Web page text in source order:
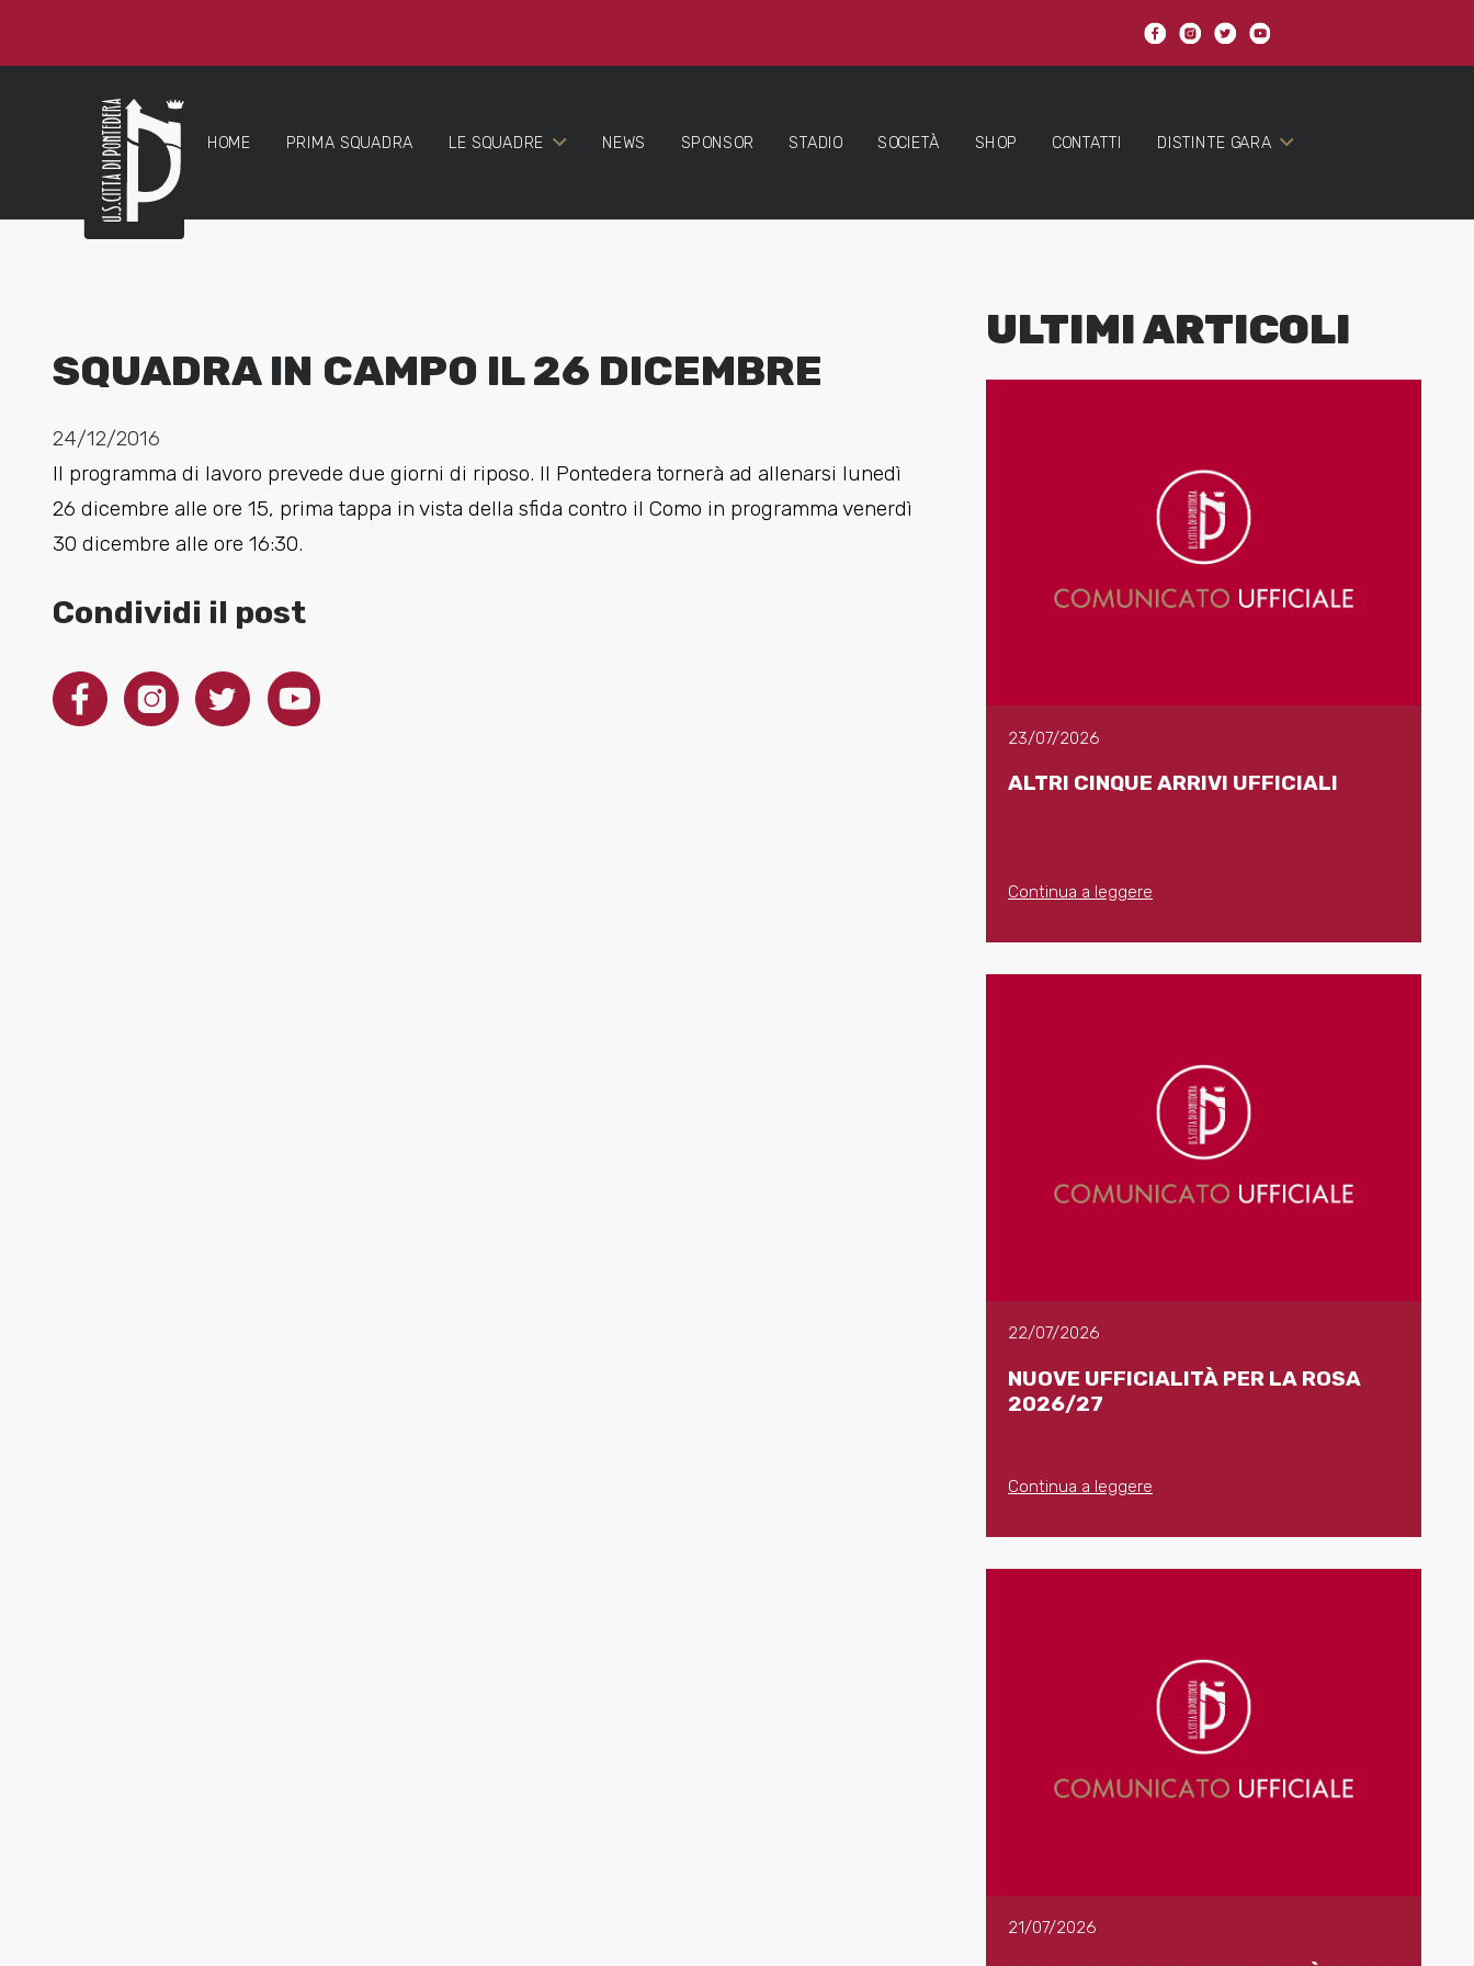
HOME PRIMA SQUADRA LE SQUADRE NEWS SPONSOR STADIO SOCIETÀ SHOP CONTATTI DISTINTE GARA
SQUADRA IN CAMPO IL 26 DICEMBRE
24/12/2016
Il programma di lavoro prevede due giorni di riposo. Il Pontedera tornerà ad allenarsi lunedì
26 dicembre alle ore 15, prima tappa in vista della sfida contro il Como in programma venerdì
30 dicembre alle ore 16:30.
Condividi il post
ULTIMI ARTICOLI
23/07/2026
ALTRI CINQUE ARRIVI UFFICIALI
Continua a leggere
22/07/2026
NUOVE UFFICIALITÀ PER LA ROSA
2026/27
Continua a leggere
21/07/2026